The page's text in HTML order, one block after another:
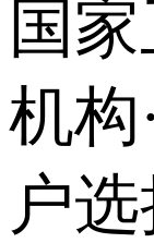
国
机构
户